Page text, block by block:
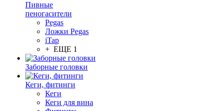
Пивные
пеногасители
Pegas
Ложки Pegas
iTap
+ ЕЩЕ 1
Заборные головки
Кеги, фитинги
Кеги
Кеги для вина